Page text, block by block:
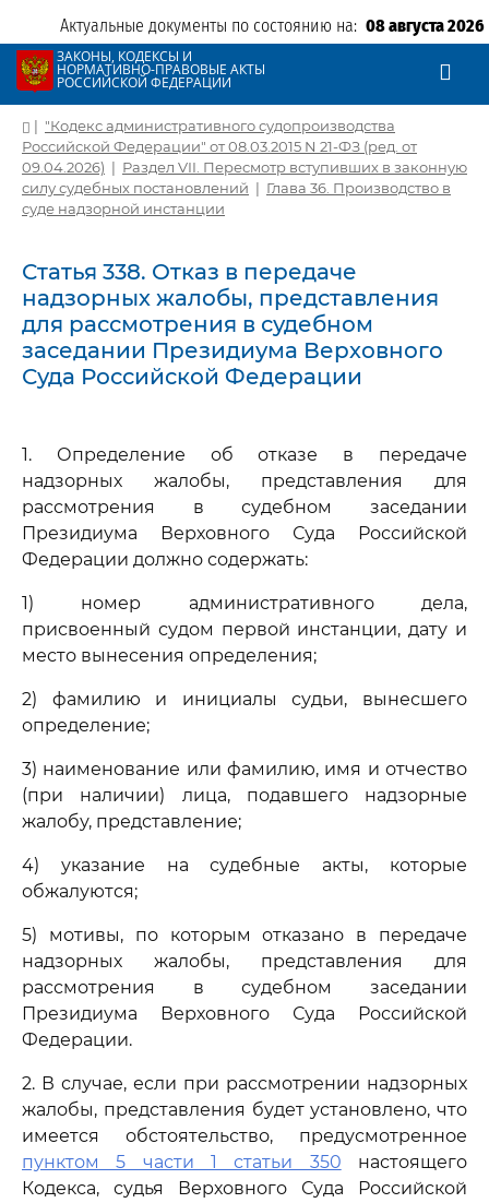
Актуальные документы по состоянию на: 08 августа 2026
ЗАКОНЫ, КОДЕКСЫ И
НОРМАТИВНО-ПРАВОВЫЕ АКТЫ
РОССИЙСКОЙ ФЕДЕРАЦИИ
| "Кодекс административного судопроизводства
Российской Федерации" от 08.03.2015 N 21-ФЗ (ред. от
09.04.2026) | Раздел VII. Пересмотр вступивших в законную
силу судебных постановлений | Глава 36. Производство в
суде надзорной инстанции
Статья 338. Отказ в передаче
надзорных жалобы, представления
для рассмотрения в судебном
заседании Президиума Верховного
Суда Российской Федерации
1. Определение об отказе в передаче
надзорных жалобы, представления для
рассмотрения в судебном заседании
Президиума Верховного Суда Российской
Федерации должно содержать:
1) номер административного дела,
присвоенный судом первой инстанции, дату и
место вынесения определения;
2) фамилию и инициалы судьи, вынесшего
определение;
3) наименование или фамилию, имя и отчество
(при наличии) лица, подавшего надзорные
жалобу, представление;
4) указание на судебные акты, которые
обжалуются;
5) мотивы, по которым отказано в передаче
надзорных жалобы, представления для
рассмотрения в судебном заседании
Президиума Верховного Суда Российской
Федерации.
2. В случае, если при рассмотрении надзорных
жалобы, представления будет установлено, что
имеется обстоятельство, предусмотренное
пунктом 5 части 1 статьи 350 настоящего
Кодекса, судья Верховного Суда Российской